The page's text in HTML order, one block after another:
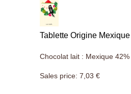
Tablette Origine
Chocolat lait : Mexique
Sales price: 7,03 €